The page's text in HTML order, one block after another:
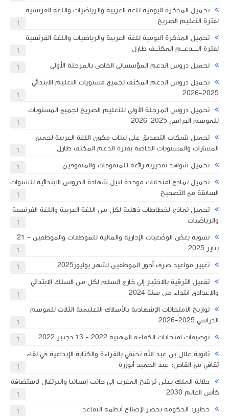
تحميل المذكرة اليومية للغة العربية والرياضيات واللغة الفرنسية
لفترة التعليم الصريح
1
تحميل المذكرة اليومية للغة العربية والرياضيات واللغة الفرنسية
لفترة الـــــدعـــم المكثـــف طارل
1
تحميل دروس الدعم المؤسساتي الخاص بالمرحلة الأولى 1
تحميل دروس الدعم المكثف لجميع مستويات التعليم الابتدائي
2025-2026
1
تحميل دروس المرحلة الأولى للتعليم الصريح لجميع المستويات
للموسم الدراسي 2025-2026
1
تحميل شبكات التصديق على لبنات مكون اللغة العربية لجميع
المسارات والمستويات الخاصة بفترة الدعم المكثف طارل
1
تحميل شواهد تقديرية رائعة للمتفوقات والمتفوقين 1
تحميل نماذج امتحانات موحدة لنيل شهادة الدروس الابتدائية للسنوات
السابقة مع التصحيح
1
تحميل نماذج لخطاطات ذهنية لكل من اللغة العربية واللغة الفرنسية
والرياضيات
1
تسوية بعض الوضعيات الإدارية والمالية للموظفات والموظفين - 21
يناير 2025
1
تغيير مواعيد صرف أجور الموظفين لشهر يوليوز2025 1
تفعيل الترقية بالاختيار إلى خارج السلم لكل من السلك الابتدائي
والإعدادي ابتداء من سنة 2024
1
تواريخ الامتحانات الإشهادية بالأسلاك التعليمية الثلاث للموسم
الدراسي 2025-2026
1
​توصيفات امتحانات الكفاءة المهنية 2022 - 13 دجنبر 2022 1
ثانوية علال بن عبد الله تحتفي بالقراءة والكتابة الإبداعية في لقاء
ثقافي مع القاص: عبد الحميد أبوزرة
1
جلالة الملك يعلن ترشح المغرب إلى جانب إسبانيا والبرتغال لاستضافة
كأس العالم 2030
1
خطير: الحكومة تحضر لإصلاح أنظمة التقاعد 1